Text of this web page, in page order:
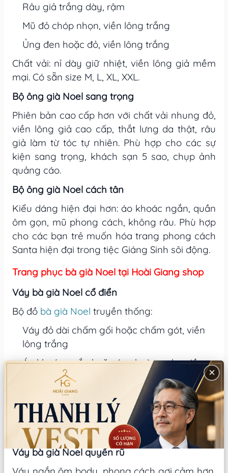
Râu giả trắng dày, rậm
Mũ đỏ chóp nhọn, viền lông trắng
Ủng đen hoặc đỏ, viền lông trắng
Chất vải: nỉ dày giữ nhiệt, viền lông giả mềm
mại. Có sẵn size M, L, XL, XXL.
Bộ ông già Noel sang trọng
Phiên bản cao cấp hơn với chất vải nhung đỏ,
viền lông giả cao cấp, thắt lưng da thật, râu
giả làm từ tóc tự nhiên. Phù hợp cho các sự
kiện sang trọng, khách sạn 5 sao, chụp ảnh
quảng cáo.
Bộ ông già Noel cách tân
Kiểu dáng hiện đại hơn: áo khoác ngắn, quần
ôm gọn, mũ phong cách, không râu. Phù hợp
cho các bạn trẻ muốn hóa trang phong cách
Santa hiện đại trong tiệc Giáng Sinh sôi động.
Trang phục bà già Noel tại Hoài Giang shop
Váy bà già Noel cổ điển
Bộ đồ bà già Noel truyền thống:
Váy đỏ dài chấm gối hoặc chấm gót, viền
lông trắng
Áo khoác ngắn hoặc áo choàng nhẹ viền
Tạp dề trắng ren hoặc đỏ viền lông
Mũ hoặc nơ đội đầu màu đỏ viền lông trắng
Giày cao gót đen hoặc đỏ
Váy bà già Noel quyến rũ
×